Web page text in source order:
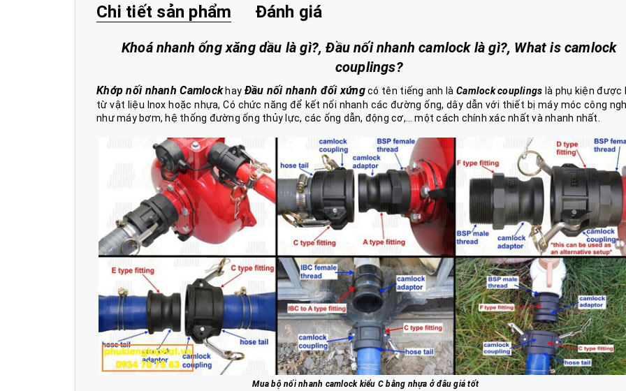
Chi tiết sản phẩm Đánh giá
Khoá nhanh ống xăng dầu là gì?, Đầu nối nhanh camlock là gì?, What is camlock
couplings?
Khớp nối nhanh Camlockhay Đầu nối nhanh đối xứngcó tên tiếng anh làCamlock couplings là phụ kiện được
từ vật liệu Inox hoặc nhựa, Có chức năng để kết nối nhanh các đường ống, dây dẫn với thiết bị máy móc công
như máy bơm, hệ thống đường ống thủy lực, các ống dẫn, động cơ,… một cách chính xác nhất và nhanh nhất.
Mua bộ nối nhanh camlock kiểu C bằng nhựa ở đâu giá tốt